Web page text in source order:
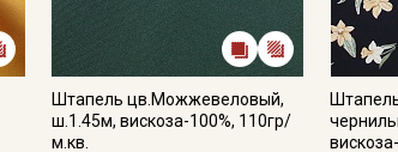
Штапель цв.Можжевеловый,
ш.1.45м, вискоза-100%, 110гр/
м.кв.